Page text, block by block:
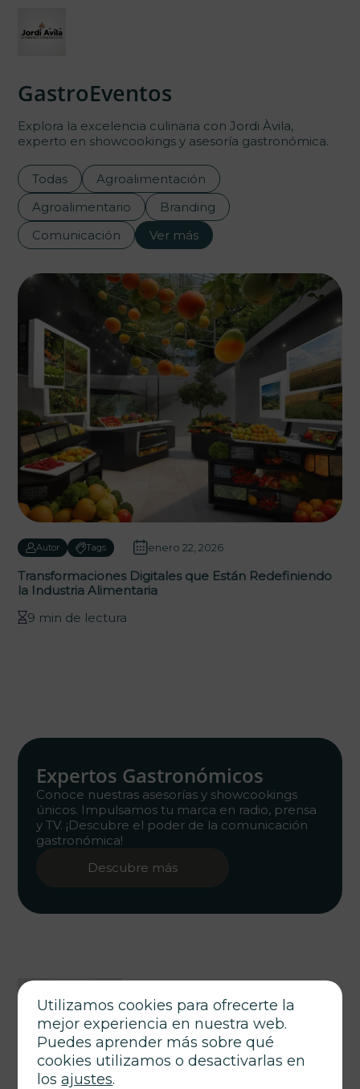
GastroEventos
Explora la excelencia culinaria con Jordi Àvila,
experto en showcookings y asesoría gastronómica.
Todas
Agroalimentación
Agroalimentario
Branding
Comunicación
Ver más
Autor Tags enero 22, 2026
Transformaciones Digitales que Están Redefiniendo
la Industria Alimentaria
9 min de lectura
Expertos Gastronómicos
Conoce nuestras asesorías y showcookings
únicos. Impulsamos tu marca en radio, prensa
y TV. ¡Descubre el poder de la comunicación
gastronómica!
Descubre más
Utilizamos cookies para ofrecerte la
mejor experiencia en nuestra web.
Puedes aprender más sobre qué
cookies utilizamos o desactivarlas en
losajustes.